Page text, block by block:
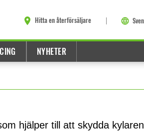
Hitta en återförsäljare
NYHETER
hjälper till att skydda